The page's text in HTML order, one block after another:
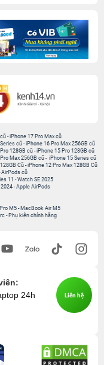
-iPhone 17 Pro Max cũ
cũ- iPhone 16 Pro Max 256GB cũ
128GB cũ-iPhone 15 Pro 128GB cũ
Max 256GB cũ- iPhone 15 Series cũ
Cũ-iPhone 12 Pro Max 128GB Cũ
AirPods cũ
11 -Watch SE 2025
-Apple AirPods
M5- MacBook Air M5
- Phụ kiện chính hãng
24h
Liên hệ